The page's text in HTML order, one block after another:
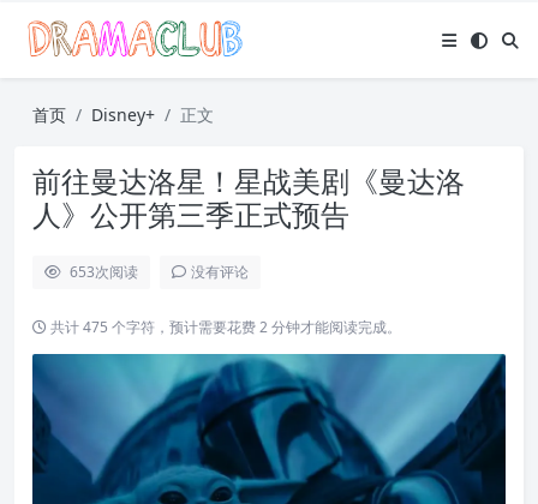
首页 Disney+ 正文
前往曼达洛星！星战美剧《曼达洛
人》公开第三季正式预告
653次阅读 没有评论
共计 475 个字符，预计需要花费 2 分钟才能阅读完成。